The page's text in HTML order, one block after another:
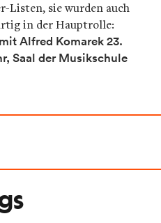
Listen, sie wurden auch
in der Hauptrolle:
Alfred Komarek23.
Saal der Musikschule